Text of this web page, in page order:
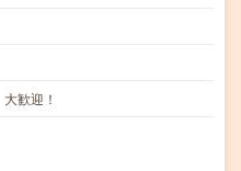
歓迎！